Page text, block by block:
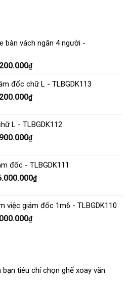
bàn vách ngăn 4 người -
₫
đốc chữ L - TLBGDK113
₫
L - TLBGDK112
₫
đốc - TLBGDK111
₫
việc giám đốc 1m6 - TLBGDK110
₫
tiêu chí chọn ghế xoay văn